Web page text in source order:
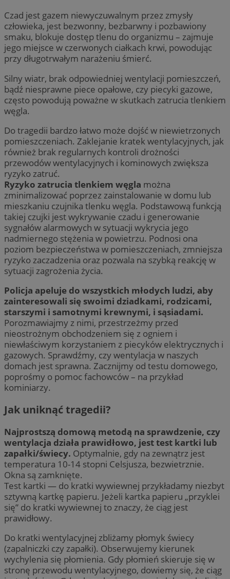
Czad jest gazem niewyczuwalnym przez zmysły
człowieka, jest bezwonny, bezbarwny i pozbawiony
smaku, blokuje dostęp tlenu do organizmu – zajmuje
jego miejsce w czerwonych ciałkach krwi, powodując
przy długotrwałym narażeniu śmierć.
Silny wiatr, brak odpowiedniej wentylacji pomieszczeń,
bądź niesprawne piece opałowe, czy piecyki gazowe,
często powodują poważne w skutkach zatrucia tlenkiem
węgla.
Do tragedii bardzo łatwo może dojść w niewietrzonych
pomieszczeniach. Zaklejanie kratek wentylacyjnych, jak
również brak regularnych kontroli drożności
przewodów wentylacyjnych i kominowych zwiększa
ryzyko zatruć.
Ryzyko zatrucia tlenkiem węgla można
zminimalizować poprzez zainstalowanie w domu lub
mieszkaniu czujnika tlenku węgla. Podstawową funkcją
takiej czujki jest wykrywanie czadu i generowanie
sygnałów alarmowych w sytuacji wykrycia jego
nadmiernego stężenia w powietrzu. Podnosi ona
poziom bezpieczeństwa w pomieszczeniach, zmniejsza
ryzyko zaczadzenia oraz pozwala na szybką reakcję w
sytuacji zagrożenia życia.
Policja apeluje do wszystkich młodych ludzi, aby
zainteresowali się swoimi dziadkami, rodzicami,
starszymi i samotnymi krewnymi, i sąsiadami.
Porozmawiajmy z nimi, przestrzeżmy przed
nieostrożnym obchodzeniem się z ogniem i
niewłaściwym korzystaniem z piecyków elektrycznych i
gazowych. Sprawdźmy, czy wentylacja w naszych
domach jest sprawna. Zacznijmy od testu domowego,
poprośmy o pomoc fachowców – na przykład
kominiarzy.
Jak uniknąć tragedii?
Najprostszą domową metodą na sprawdzenie, czy
wentylacja działa prawidłowo, jest test kartki lub
zapałki/świecy. Optymalnie, gdy na zewnątrz jest
temperatura 10-14 stopni Celsjusza, bezwietrznie.
Okna są zamknięte.
Test kartki — do kratki wywiewnej przykładamy niezbyt
sztywną kartkę papieru. Jeżeli kartka papieru „przyklei
się” do kratki wywiewnej to znaczy, że ciąg jest
prawidłowy.
Do kratki wentylacyjnej zbliżamy płomyk świecy
(zapalniczki czy zapałki). Obserwujemy kierunek
wychylenia się płomienia. Gdy płomień skieruje się w
stronę przewodu wentylacyjnego, dowiemy się, że ciąg